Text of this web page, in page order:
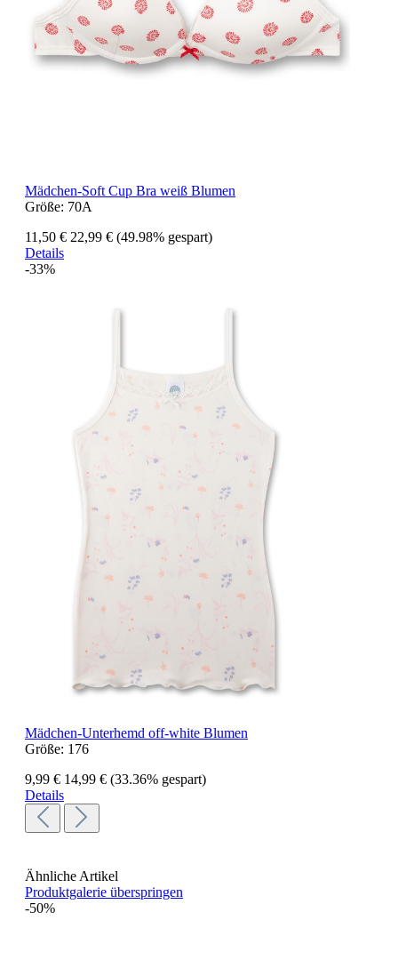
Mädchen-Soft Cup Bra weiß Blumen
Größe: 70A
11,50 € 22,99 € (49.98% gespart)
Details
-33%
Mädchen-Unterhemd off-white Blumen
Größe: 176
9,99 € 14,99 € (33.36% gespart)
Details
Ähnliche Artikel
Produktgalerie überspringen
-50%